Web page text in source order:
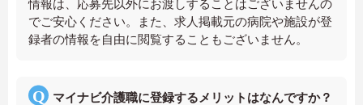
情報は、応募先以外にお渡しすることはございませんの
でご安心ください。また、求人掲載元の病院や施設が登
録者の情報を自由に閲覧することもございません。
マイナビ介護職に登録するメリットはなんですか？